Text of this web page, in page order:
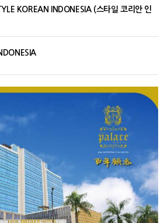
KOREAN INDONESIA (스타일 코리안 인